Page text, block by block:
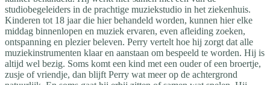
studiobegeleiders in de prachtige muziekstudio in het ziekenhuis.
Kinderen tot 18 jaar die hier behandeld worden, kunnen hier elke
middag binnenlopen en muziek ervaren, even afleiding zoeken,
ontspanning en plezier beleven. Perry vertelt hoe hij zorgt dat alle
muziekinstrumenten klaar en aanstaan om bespeeld te worden. Hij is
altijd wel bezig. Soms komt een kind met een ouder of een broertje,
zusje of vriendje, dan blijft Perry wat meer op de achtergrond